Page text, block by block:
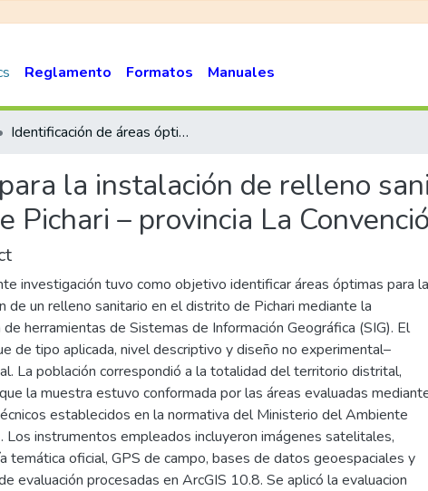
Reglamento Formatos Manuales
Identificación de áreas óptimas para la instalación de relleno sanitario mediante el SIG, en el distrito de Pichari – provincia La Convención, Cusco
la instalación de relleno
– provincia La
investigación tuvo como objetivo identificar áreas óptimas para la
de un relleno sanitario en el distrito de Pichari mediante la
de herramientas de Sistemas de Información Geográfica (SIG). El
de tipo aplicada, nivel descriptivo y diseño no experimental–
La población correspondió a la totalidad del territorio distrital,
la muestra estuvo conformada por las áreas evaluadas
establecidos en la normativa del Ministerio del Ambiente
Los instrumentos empleados incluyeron imágenes satelitales,
temática oficial, GPS de campo, bases de datos geoespaciales y
evaluación procesadas en ArcGIS 10.8. Se aplicó la evaluacion